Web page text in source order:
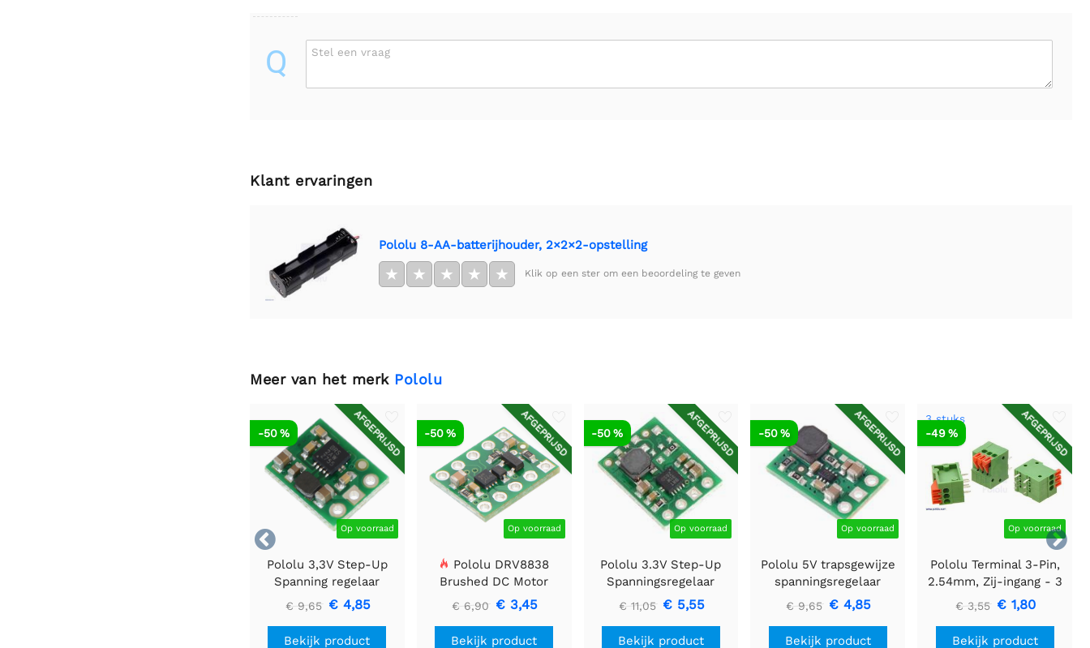
Q Stel een vraag
Klant ervaringen
Pololu 8-AA-batterijhouder, 2×2×2-opstelling
★ ★ ★ ★ ★ Klik op een ster om een beoordeling te geven
Meer van het merk Pololu


AFGEPRIJSD
Op voorraad
-50 %
Pololu 3,3V Step-Up
Spanning regelaar
U1V10F3
€ 9,65 € 4,85
Bekijk product
AFGEPRIJSD
Op voorraad
-50 %
Pololu DRV8838
Brushed DC Motor
Driver
€ 6,90 € 3,45
Bekijk product
AFGEPRIJSD
Op voorraad
-50 %
Pololu 3.3V Step-Up
Spanningsregelaar
U1V11F3
€ 11,05 € 5,55
Bekijk product
AFGEPRIJSD
Op voorraad
-50 %
Pololu 5V trapsgewijze
spanningsregelaar
U3V16F5
€ 9,65 € 4,85
Bekijk product
AFGEPRIJSD
3 stuks
Op voorraad
-49 %
Pololu Terminal 3-Pin,
2.54mm, Zij-ingang - 3
stuks
€ 3,55 € 1,80
Bekijk product